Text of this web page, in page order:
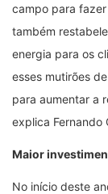
campo para
também
energia para os
esses mutirões
para aumentar a
explica Fernando
Maior
No início deste